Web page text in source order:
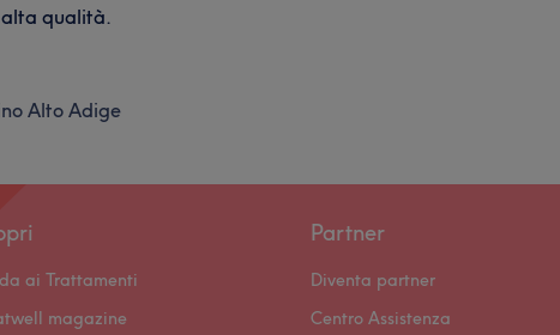
qualità.
Alto Adige
ai Trattamenti
magazine
Partner
Diventa partner
Centro Assistenza